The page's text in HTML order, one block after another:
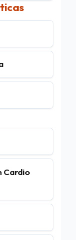
Cardio